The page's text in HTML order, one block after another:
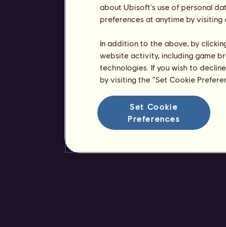
about Ubisoft's use of personal
preferences at anytime by
In addition to the above, by
website activity, including game
technologies. If you wish to
by visiting the “Set Cookie
Set Cookie
Preferences